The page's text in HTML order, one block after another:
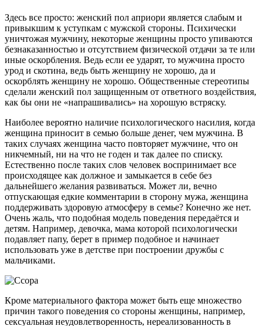
Здесь все просто: женский пол априори является слабым и
привыкшим к уступкам с мужской стороны. Психически
уничтожая мужчину, некоторые женщины просто упиваются
безнаказанностью и отсутствием физической отдачи за те или
иные оскорбления. Ведь если ее ударят, то мужчина просто
урод и скотина, ведь быть женщину не хорошо, да и
оскорблять женщину не хорошо. Общественные стереотипы
сделали женский пол защищенным от ответного воздействия,
как бы они не «напрашивались» на хорошую встряску.
Наиболее вероятно наличие психологического насилия, когда
женщина приносит в семью больше денег, чем мужчина. В
таких случаях женщина часто повторяет мужчине, что он
никчемный, ни на что не годен и так далее по списку.
Естественно после таких слов человек воспринимает все
происходящее как должное и замыкается в себе без
дальнейшего желания развиваться. Может ли, вечно
отпускающая едкие комментарии в сторону мужа, женщина
поддерживать здоровую атмосферу в семье? Конечно же нет.
Очень жаль, что подобная модель поведения передаётся и
детям. Например, девочка, мама которой психологически
подавляет папу, берет в пример подобное и начинает
использовать уже в детстве при построении дружбы с
мальчиками.
Кроме материального фактора может быть еще множество
причин такого поведения со стороны женщины, например,
сексуальная неудовлетворенность, нереализованность в